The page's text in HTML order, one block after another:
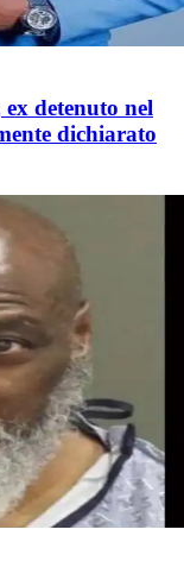
detenuto nel
dichiarato